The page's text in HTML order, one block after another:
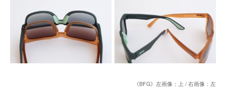
《BFG》左画像：上 / 右画像：左